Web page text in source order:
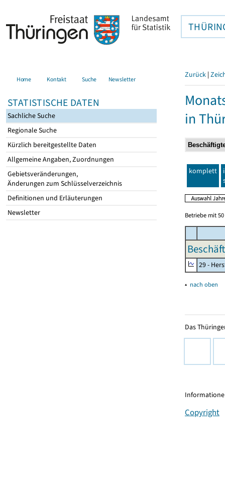
Home Kontakt Suche Newsletter
STATISTISCHE DATEN
Sachliche Suche
Regionale Suche
Kürzlich bereitgestellte Daten
Allgemeine Angaben, Zuordnungen
Gebietsveränderungen,
Änderungen zum Schlüsselverzeichnis
Definitionen und Erläuterungen
Newsletter
Zurück |
in
komplett
Betriebe mit
29 -
▴ nach oben
Das
Copyright